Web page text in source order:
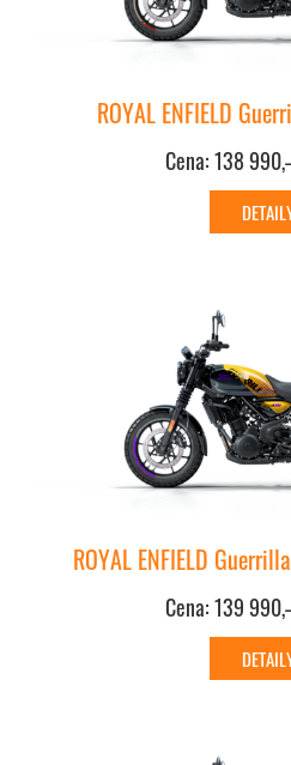
ROYAL ENFIELD
Cena: 138
ROYAL ENFIELD
Cena: 139